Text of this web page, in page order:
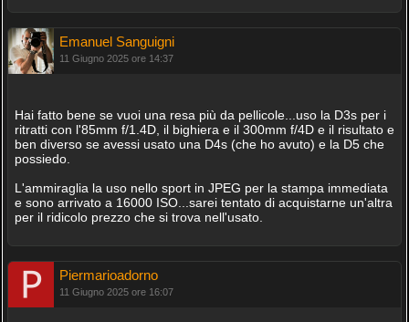
Emanuel Sanguigni
11 Giugno 2025 ore 14:37
Hai fatto bene se vuoi una resa più da pellicole...uso la D3s per i
ritratti con l'85mm f/1.4D, il bighiera e il 300mm f/4D e il risultato e
ben diverso se avessi usato una D4s (che ho avuto) e la D5 che
possiedo.
L'ammiraglia la uso nello sport in JPEG per la stampa immediata
e sono arrivato a 16000 ISO...sarei tentato di acquistarne un'altra
per il ridicolo prezzo che si trova nell'usato.
Piermarioadorno
11 Giugno 2025 ore 16:07